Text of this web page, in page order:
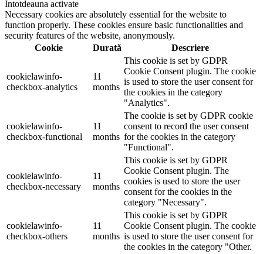
Întotdeauna activate
Necessary cookies are absolutely essential for the website to
function properly. These cookies ensure basic functionalities and
security features of the website, anonymously.
Cookie
Durată Descriere
cookielawinfo-
checkbox-analytics
11
months
This cookie is set by GDPR
Cookie Consent plugin. The cookie
is used to store the user consent for
the cookies in the category
"Analytics".
cookielawinfo-
checkbox-functional
11
months
The cookie is set by GDPR cookie
consent to record the user consent
for the cookies in the category
"Functional".
cookielawinfo-
checkbox-necessary
11
months
This cookie is set by GDPR
Cookie Consent plugin. The
cookies is used to store the user
consent for the cookies in the
category "Necessary".
cookielawinfo-
checkbox-others
11
months
This cookie is set by GDPR
Cookie Consent plugin. The cookie
is used to store the user consent for
the cookies in the category "Other.